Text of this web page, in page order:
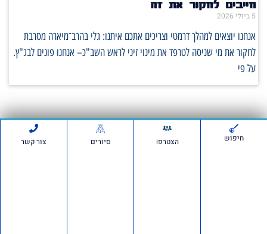
חייבים לחקור את זה
5 ביולי 2026
אנחנו יוצאים למהלך דרמטי וצריכים אתכם איתנו: גלי בהרב־מיארה מסרבת
לחקור את מי שניסה לטרפד את מינוי זיני לראש השב"כ– אנחנו פונים לבג"ץ.
על פי
סרטונים:
חיפוש הצטרפi סיורים צור קשר